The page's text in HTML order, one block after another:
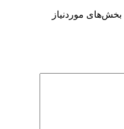
بخش‌های موردنیاز